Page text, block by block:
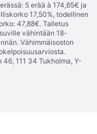
5 erää à 174,65€ ja
17,50%, todellinen
47,88€. Talletus
vähintään 18-
Vähimmäisoston
111 34 Tukholma, Y-